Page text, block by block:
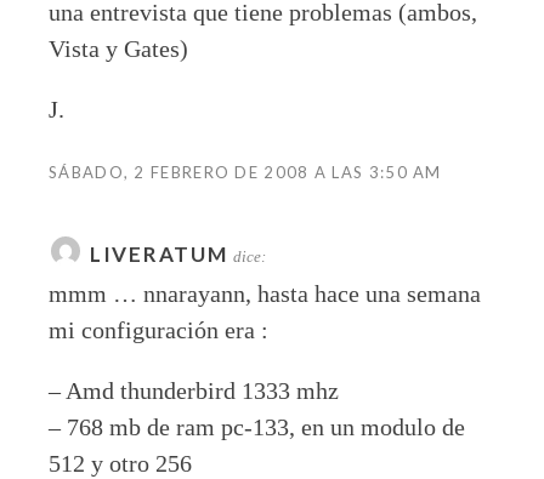
una entrevista que tiene problemas (ambos,
Vista y Gates)
J.
SÁBADO, 2 FEBRERO DE 2008 A LAS 3:50 AM
LIVERATUM dice:
mmm … nnarayann, hasta hace una semana
mi configuración era :
– Amd thunderbird 1333 mhz
– 768 mb de ram pc-133, en un modulo de
512 y otro 256